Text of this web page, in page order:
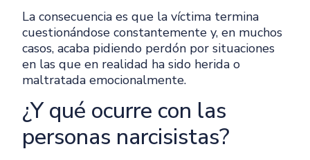
La consecuencia es que la víctima termina
cuestionándose constantemente y, en muchos
casos, acaba pidiendo perdón por situaciones
en las que en realidad ha sido herida o
maltratada emocionalmente.
¿Y qué ocurre con las
personas narcisistas?